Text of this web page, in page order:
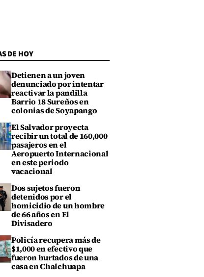
DE HOY
Detienen a un joven
denunciado por intentar
reactivar la pandilla
Barrio 18 Sureños en
colonias de Soyapango
El Salvador proyecta
recibir un total de 160,000
pasajeros en el
Aeropuerto Internacional
en este periodo
vacacional
Dos sujetos fueron
detenidos por el
homicidio de un hombre
de 66 años en El
Divisadero
Policía recupera más de
$1,000 en efectivo que
fueron hurtados de una
casa en Chalchuapa